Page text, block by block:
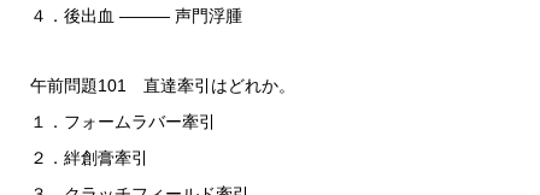
４．後出血 ――― 声門浮腫
午前問題101 直達牽引はどれか。
１．フォームラバー牽引
２．絆創膏牽引